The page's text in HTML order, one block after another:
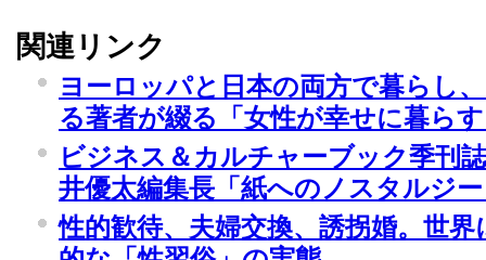
関連リンク
ヨーロッパと日本の両方で暮らし
る著者が綴る「女性が幸せに暮ら
ビジネス＆カルチャーブック季刊
井優太編集長「紙へのノスタルジ
性的歓待、夫婦交換、誘拐婚。世